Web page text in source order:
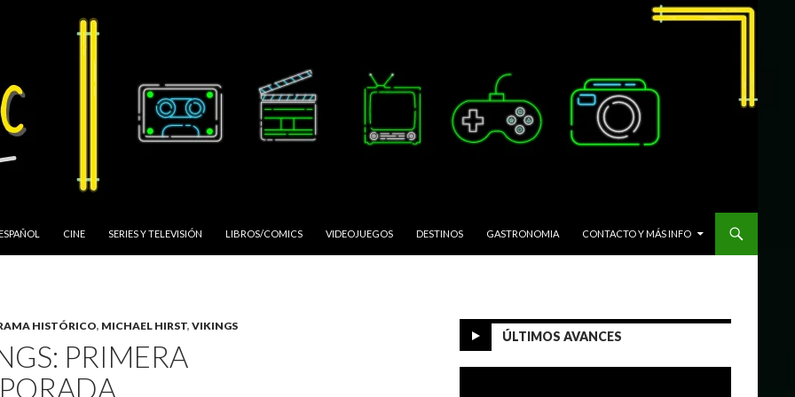
CINE SERIES Y TELEVISIÓN LIBROS/COMICS VIDEOJUEGOS DESTINOS GASTRONOMIA CONTACTO Y MÁS INFO
HISTÓRICO, MICHAEL HIRST, VIKINGS
PRIMERA
ÚLTIMOS AVANCES